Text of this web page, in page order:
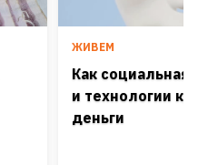
ЖИВЕМ
Как
и технологии
деньги